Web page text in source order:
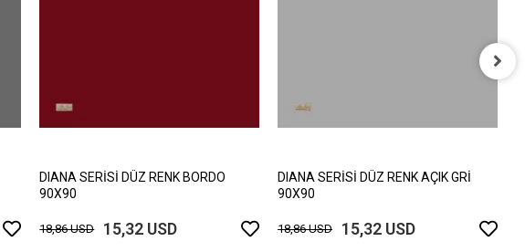
DIANA SERİSİ DÜZ RENK BORDO
90X90
18,86 USD 15,32 USD
DIANA SERİSİ DÜZ RENK AÇIK GRİ
90X90
18,86 USD 15,32 USD